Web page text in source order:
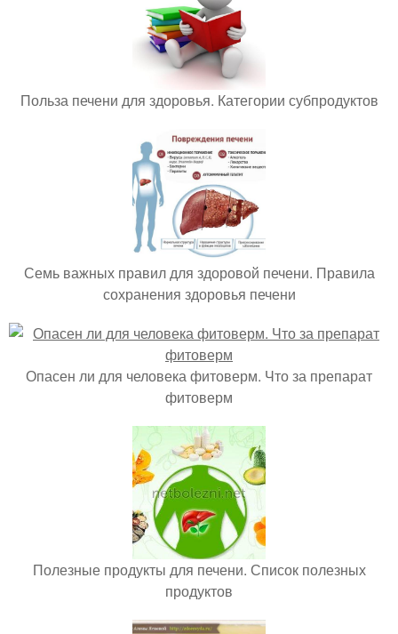
Польза печени для здоровья. Категории субпродуктов
Семь важных правил для здоровой печени. Правила
сохранения здоровья печени
Опасен ли для человека фитоверм. Что за препарат
фитоверм
Полезные продукты для печени. Список полезных
продуктов